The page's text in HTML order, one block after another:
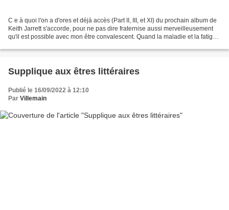
C e à quoi l'on a d'ores et déjà accès (Part II, III, et XI) du prochain album de
Keith Jarrett s'accorde, pour ne pas dire fraternise aussi merveilleusement
qu'il est possible avec mon être convalescent. Quand la maladie et la fatigue
Supplique aux êtres littéraires
Publié le 16/09/2022 à 12:10
Par Villemain